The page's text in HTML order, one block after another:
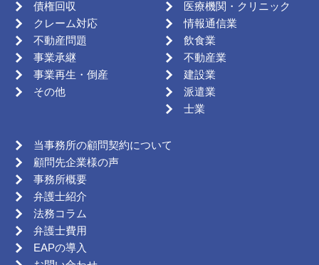
債権回収
クレーム対応
不動産問題
事業承継
事業再生・倒産
その他
医療機関・クリニック
情報通信業
飲食業
不動産業
建設業
派遣業
士業
当事務所の顧問契約について
顧問先企業様の声
事務所概要
弁護士紹介
法務コラム
弁護士費用
EAPの導入